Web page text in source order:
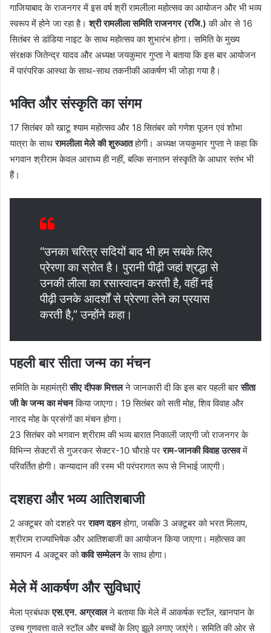
गाजियाबाद के राजनगर में इस वर्ष श्री रामलीला महोत्सव का आयोजन और भी भव्य
स्वरूप में होने जा रहा है।श्री रामलीला समिति राजनगर (रजि.) की ओर से 16
सितंबर से डांडिया नाइट के साथ महोत्सव का शुभारंभ होगा। समिति के मुख्य
संरक्षक जितेन्द्र यादव और अध्यक्ष जयकुमार गुप्ता ने बताया कि इस बार आयोजन
में पारंपरिक आस्था के साथ-साथ तकनीकी आकर्षण भी जोड़ा गया है।
भक्ति और संस्कृति का संगम
17 सितंबर को खाटू श्याम महोत्सव और 18 सितंबर को गणेश पूजन एवं शोभा
यात्रा के साथरामलीला मेले की शुरुआतहोगी। अध्यक्ष जयकुमार गुप्ता ने कहा कि
भगवान श्रीराम केवल आराध्य ही नहीं, बल्कि सनातन संस्कृति के आधार स्तंभ भी
हैं।
“उनका चरित्र सदियों बाद भी हम सबके लिए
प्रेरणा का स्रोत है। पुरानी पीढ़ी जहां श्रद्धा से
उनकी लीला का रसास्वादन करती है, वहीं नई
पीढ़ी उनके आदर्शों से प्रेरणा लेने का प्रयास
करती है,” उन्होंने कहा।
पहली बार सीता जन्म का मंचन
समिति के महामंत्रीसीए दीपक मित्तलने जानकारी दी कि इस बार पहली बारसीता
जी के जन्म का मंचनकिया जाएगा। 19 सितंबर को सती मोह, शिव विवाह और
नारद मोह के प्रसंगों का मंचन होगा।
23 सितंबर को भगवान श्रीराम की भव्य बारात निकाली जाएगी जो राजनगर के
विभिन्न सेक्टरों से गुजरकर सेक्टर-10 चौराहे परराम-जानकी विवाह उत्सवमें
परिवर्तित होगी। कन्यादान की रस्म भी परंपरागत रूप से निभाई जाएगी।
दशहरा और भव्य आतिशबाजी
2 अक्टूबर को दशहरे पररावण दहनहोगा, जबकि 3 अक्टूबर को भरत मिलाप,
श्रीराम राज्याभिषेक और आतिशबाजी का आयोजन किया जाएगा। महोत्सव का
समापन 4 अक्टूबर कोकवि सम्मेलनके साथ होगा।
मेले में आकर्षण और सुविधाएं
मेला प्रबंधकएस.एन. अग्रवालने बताया कि मेले में आकर्षक स्टॉल, खानपान के
उच्च गुणवत्ता वाले स्टॉल और बच्चों के लिए झूले लगाए जाएंगे। समिति की ओर से